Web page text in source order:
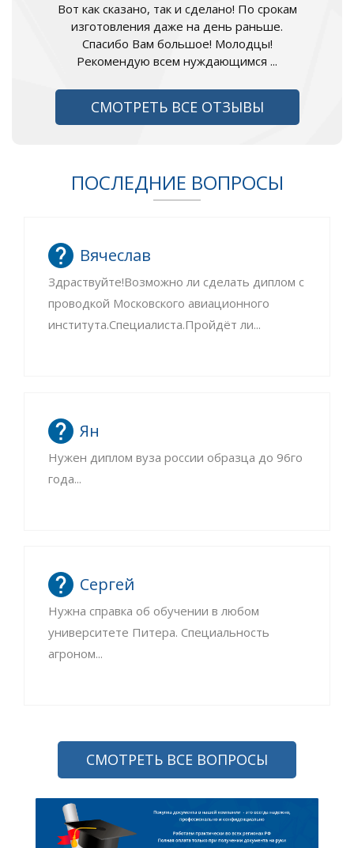
Вот как сказано, так и сделано! По срокам
изготовления даже на день раньше.
Спасибо Вам большое! Молодцы!
Рекомендую всем нуждающимся ...
СМОТРЕТЬ ВСЕ ОТЗЫВЫ
ПОСЛЕДНИЕ ВОПРОСЫ
Вячеслав
Здраствуйте!Возможно ли сделать диплом с
проводкой Московского авиационного
института.Специалиста.Пройдёт ли...
Ян
Нужен диплом вуза россии образца до 96го
года...
Сергей
Нужна справка об обучении в любом
университете Питера. Специальность
агроном...
СМОТРЕТЬ ВСЕ ВОПРОСЫ